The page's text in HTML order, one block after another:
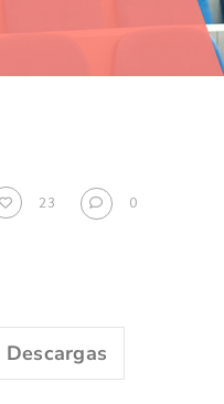
23
0
Descargas